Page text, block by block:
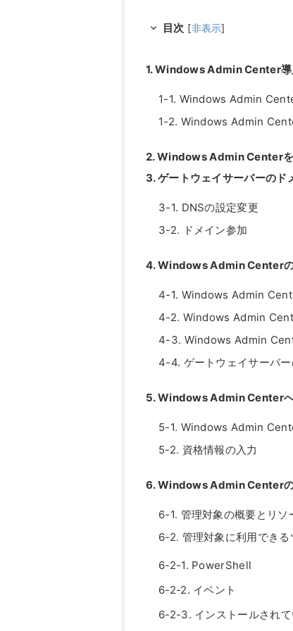
目次 [非表示]
1. Windows Admin Center導
1-1. Windows Admin
1-2. Windows Admin
2. Windows Admin Center
3. ゲートウェイサーバーのド
3-1. DNSの設定変更
3-2. ドメイン参加
4. Windows Admin Center
4-1. Windows Admin
4-2. Windows Admin
4-3. Windows Admin
4-4. ゲートウェイサーバ
5. Windows Admin Center
5-1. Windows Admin
5-2. 資格情報の入力
6. Windows Admin Center
6-1. 管理対象の概要とリソ
6-2. 管理対象に利用できる
6-2-1. PowerShell
6-2-2. イベント
6-2-3. インストールされて